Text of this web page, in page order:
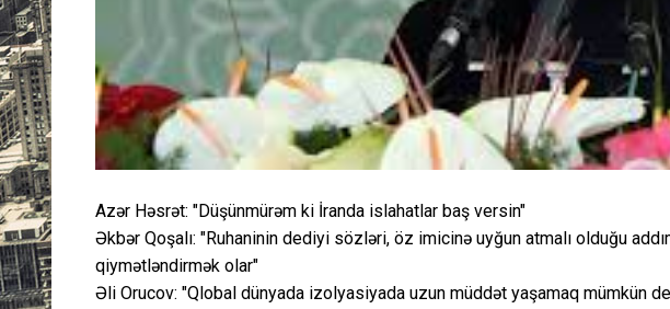
Azər Həsrət: "Düşünmürəm ki İranda islahatlar baş versin"
Əkbər Qoşalı: "Ruhaninin dediyi sözləri, öz imicinə uyğun atmalı olduğu
qiymətləndirmək olar"
Əli Orucov: "Qlobal dünyada izolyasiyada uzun müddət yaşamaq mümkün